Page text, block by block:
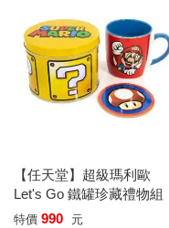
【任天堂】超級瑪利歐
Let's Go 鐵罐珍藏禮物組
特價 990 元